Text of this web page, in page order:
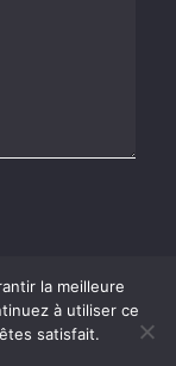
la meilleure
à utiliser ce
satisfait.